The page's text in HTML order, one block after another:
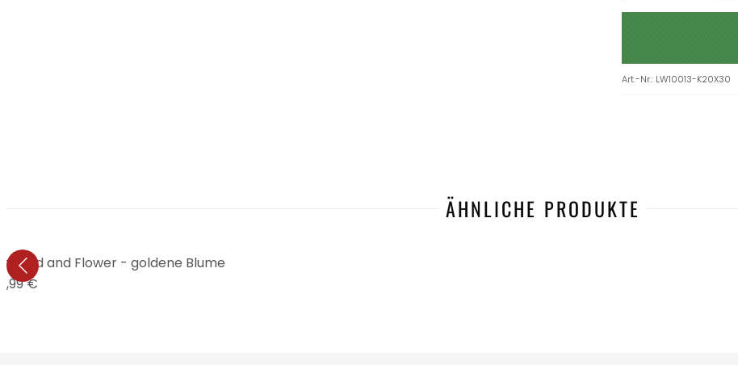
Art.-Nr.: LW10013-K20X30
ÄHNLICHE PRODUKTE
and Flower - goldene Blume
€